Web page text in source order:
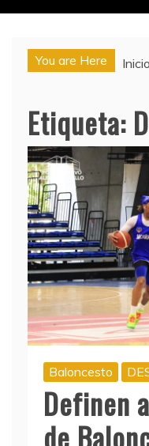
You are Here Inicio
Etiqueta:
Baloncesto
Definen
de